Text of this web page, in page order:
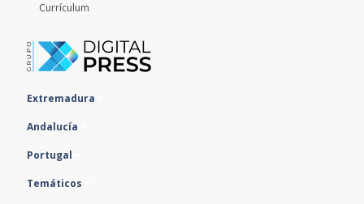
Currículum
Extremadura
Andalucía
Portugal
Temáticos